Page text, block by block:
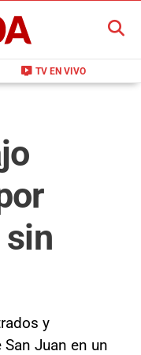
live_tv TV EN VIVO
BUSCAR
y
Juan en un